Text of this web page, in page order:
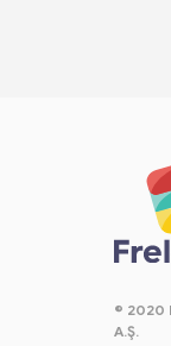
© 2020
A.Ş.